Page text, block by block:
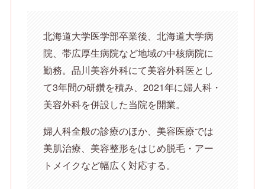
北海道大学医学部卒業後、北海道大学病
院、帯広厚生病院など地域の中核病院に
勤務。品川美容外科にて美容外科医とし
て3年間の研鑽を積み、2021年に婦人科・
美容外科を併設した当院を開業。
婦人科全般の診療のほか、美容医療では
美肌治療、美容整形をはじめ脱毛・アー
トメイクなど幅広く対応する。